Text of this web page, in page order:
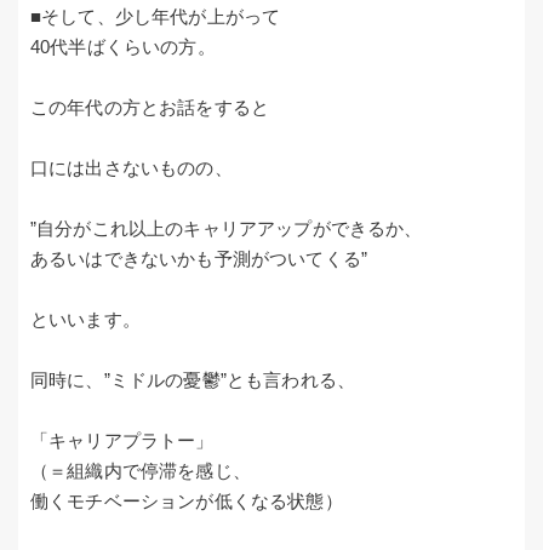
■そして、少し年代が上がって
40代半ばくらいの方。
この年代の方とお話をすると
口には出さないものの、
”自分がこれ以上のキャリアアップができるか、
あるいはできないかも予測がついてくる”
といいます。
同時に、”ミドルの憂鬱”とも言われる、
「キャリアプラトー」
（＝組織内で停滞を感じ、
働くモチベーションが低くなる状態）